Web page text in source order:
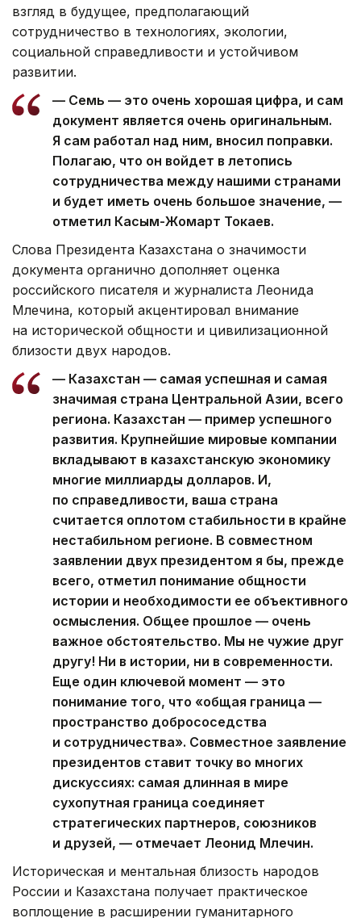
взгляд в будущее, предполагающий
сотрудничество в технологиях, экологии,
социальной справедливости и устойчивом
развитии.
— Семь — это очень хорошая цифра, и сам
документ является очень оригинальным.
Я сам работал над ним, вносил поправки.
Полагаю, что он войдет в летопись
сотрудничества между нашими странами
и будет иметь очень большое значение, —
отметил Касым-Жомарт Токаев.
Слова Президента Казахстана о значимости
документа органично дополняет оценка
российского писателя и журналиста Леонида
Млечина, который акцентировал внимание
на исторической общности и цивилизационной
близости двух народов.
— Казахстан — самая успешная и самая
значимая страна Центральной Азии, всего
региона. Казахстан — пример успешного
развития. Крупнейшие мировые компании
вкладывают в казахстанскую экономику
многие миллиарды долларов. И,
по справедливости, ваша страна
считается оплотом стабильности в крайне
нестабильном регионе. В совместном
заявлении двух президентом я бы, прежде
всего, отметил понимание общности
истории и необходимости ее объективного
осмысления. Общее прошлое — очень
важное обстоятельство. Мы не чужие друг
другу! Ни в истории, ни в современности.
Еще один ключевой момент — это
понимание того, что «общая граница —
пространство добрососедства
и сотрудничества». Совместное заявление
президентов ставит точку во многих
дискуссиях: самая длинная в мире
сухопутная граница соединяет
стратегических партнеров, союзников
и друзей, — отмечает Леонид Млечин.
Историческая и ментальная близость народов
России и Казахстана получает практическое
воплощение в расширении гуманитарного